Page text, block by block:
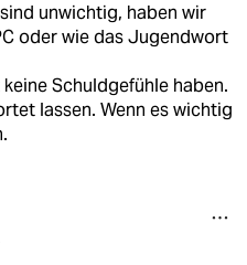
unwichtig, haben wir
oder wie das Jugendwort
Schuldgefühle haben.
lassen. Wenn es wichtig